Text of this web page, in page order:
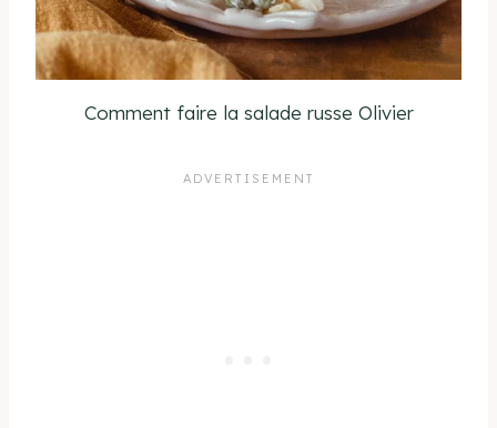
Comment faire la salade russe Olivier